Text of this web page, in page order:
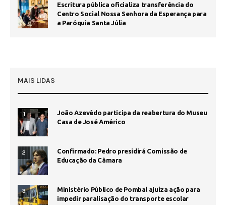
Escritura pública oficializa transferência do
Centro Social Nossa Senhora da Esperança para
a Paróquia Santa Júlia
MAIS LIDAS
1
João Azevêdo participa da reabertura do Museu
Casa de José Américo
2
Confirmado: Pedro presidirá Comissão de
Educação da Câmara
3
Ministério Público de Pombal ajuíza ação para
impedir paralisação do transporte escolar